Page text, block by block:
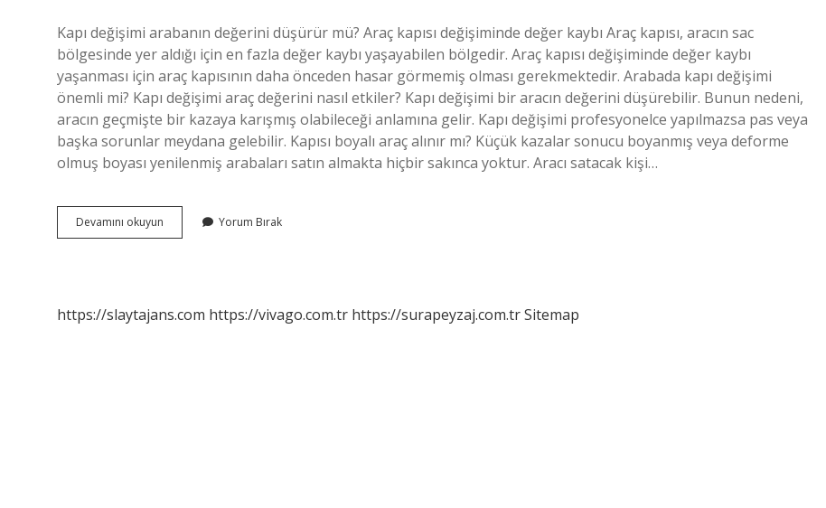
Kapı değişimi arabanın değerini düşürür mü? Araç kapısı değişiminde değer kaybı Araç kapısı, aracın sac
bölgesinde yer aldığı için en fazla değer kaybı yaşayabilen bölgedir. Araç kapısı değişiminde değer kaybı
yaşanması için araç kapısının daha önceden hasar görmemiş olması gerekmektedir. Arabada kapı değişimi
önemli mi? Kapı değişimi araç değerini nasıl etkiler? Kapı değişimi bir aracın değerini düşürebilir. Bunun nedeni,
aracın geçmişte bir kazaya karışmış olabileceği anlamına gelir. Kapı değişimi profesyonelce yapılmazsa pas veya
başka sorunlar meydana gelebilir. Kapısı boyalı araç alınır mı? Küçük kazalar sonucu boyanmış veya deforme
olmuş boyası yenilenmiş arabaları satın almakta hiçbir sakınca yoktur. Aracı satacak kişi…
Devamını okuyun
Değişik
Yorum Bırak
https://slaytajans.com https://vivago.com.tr https://surapeyzaj.com.trSitemap